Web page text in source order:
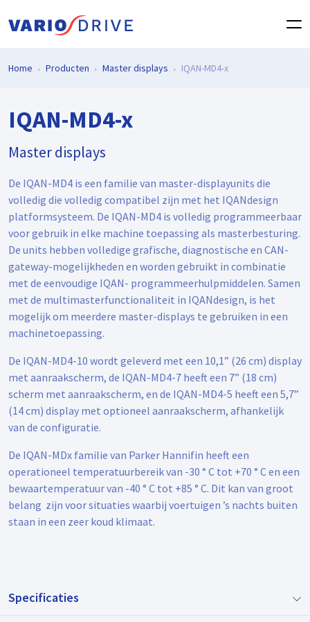
Home Producten Master displays IQAN-MD4-x
IQAN-MD4-x
Master displays
De IQAN-MD4 is een familie van master-displayunits die
volledig die volledig compatibel zijn met het IQANdesign
platformsysteem. De IQAN-MD4 is volledig programmeerbaar
voor gebruik in elke machine toepassing als masterbesturing.
De units hebben volledige grafische, diagnostische en CAN-
gateway-mogelijkheden en worden gebruikt in combinatie
met de eenvoudige IQAN- programmeerhulpmiddelen. Samen
met de multimasterfunctionaliteit in IQANdesign, is het
mogelijk om meerdere master-displays te gebruiken in een
machinetoepassing.
De IQAN-MD4-10 wordt geleverd met een 10,1” (26 cm) display
met aanraakscherm, de IQAN-MD4-7 heeft een 7” (18 cm)
scherm met aanraakscherm, en de IQAN-MD4-5 heeft een 5,7”
(14 cm) display met optioneel aanraakscherm, afhankelijk
van de configuratie.
De IQAN-MDx familie van Parker Hannifin heeft een
operationeel temperatuurbereik van -30 ° C tot +70 ° C en een
bewaartemperatuur van -40 ° C tot +85 ° C. Dit kan van groot
belang zijn voor situaties waarbij voertuigen ’s nachts buiten
staan in een zeer koud klimaat.
Specificaties